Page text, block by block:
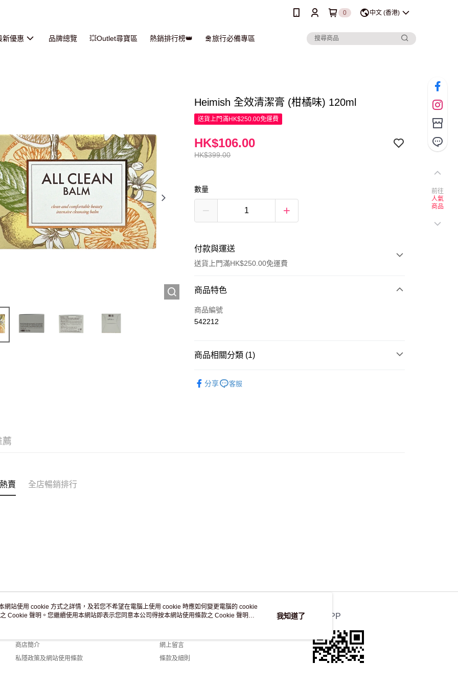
0 中文 (香港)
新優惠 品牌總覽 💥Outlet尋寶區 熱銷排行榜👑 🛅旅行必備專區
Heimish 全效清潔膏 (柑橘味) 120ml
送貨上門滿HK$250.00免運費
HK$399.00
HK$106.00
數量
付款與運送
送貨上門滿HK$250.00免運費
付款方式
信用卡
商品特色
商品編號
542212
商品相關分類 (1)
分享
客服
薦
賣 全店暢銷排行
關於我們
商店簡介
私隱政策及網站使用條款
客戶服務
網上留言
條款及細則
官方APP
前往
人氣
商品
網站使用 cookie 方式之詳情，及若您不希望在電腦上使用 cookie 時應如何變更電腦的 cookie
Cookie 聲明。您繼續使用本網站即表示您同意本公司得按本網站使用條款之 Cookie 聲明使
我知道了